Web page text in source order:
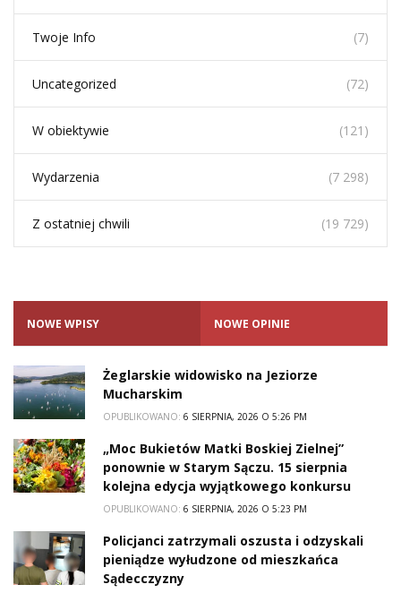
Twoje Info (7)
Uncategorized (72)
W obiektywie (121)
Wydarzenia (7 298)
Z ostatniej chwili (19 729)
NOWE WPISY NOWE OPINIE
Żeglarskie widowisko na Jeziorze
Mucharskim
OPUBLIKOWANO: 6 SIERPNIA, 2026 O 5:26 PM
„Moc Bukietów Matki Boskiej Zielnej”
ponownie w Starym Sączu. 15 sierpnia
kolejna edycja wyjątkowego konkursu
OPUBLIKOWANO: 6 SIERPNIA, 2026 O 5:23 PM
Policjanci zatrzymali oszusta i odzyskali
pieniądze wyłudzone od mieszkańca
Sądecczyzny